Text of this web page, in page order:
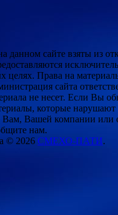
данном сайте взяты из
целях. Права на
сайта
не несет. Если Вы
которые нарушают
Вашей компании или
нам.
© 2026 СМЕХО-ПАТИ.